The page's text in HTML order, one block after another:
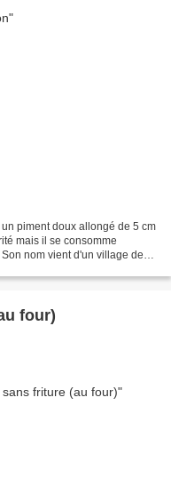
piment doux allongé de 5 cm
mais il se consomme
nom vient d'un village de
four)